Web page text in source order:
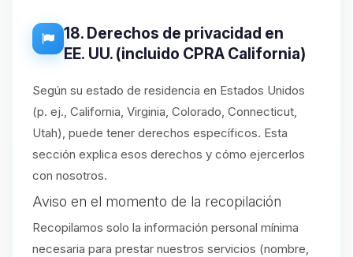
18. Derechos de privacidad en
EE. UU. (incluido CPRA California)
Según su estado de residencia en Estados Unidos
(p. ej., California, Virginia, Colorado, Connecticut,
Utah), puede tener derechos específicos. Esta
sección explica esos derechos y cómo ejercerlos
con nosotros.
Aviso en el momento de la recopilación
Recopilamos solo la información personal mínima
necesaria para prestar nuestros servicios (nombre,